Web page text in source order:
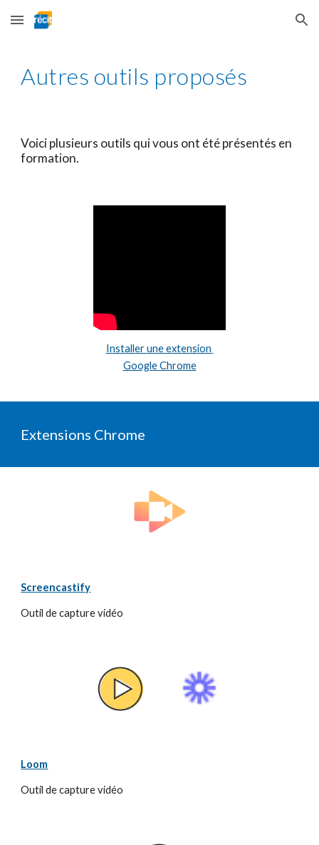
Skip to main content Skip to navigation
Autres outils proposés
Voici plusieurs outils qui vous ont été présentés en
formation.
Installer une extension
Google Chrome
Extensions Chrome
Screencastify
Outil de capture vidéo
Loom
Outil de capture vidéo